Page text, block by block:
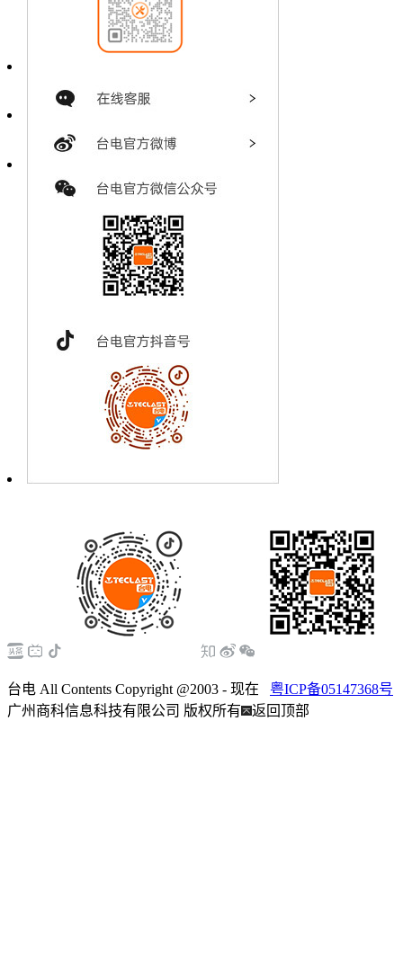
台电 All Contents Copyright @2003 - 现在 粤ICP备05147368号
广州商科信息科技有限公司 版权所有
返回顶部